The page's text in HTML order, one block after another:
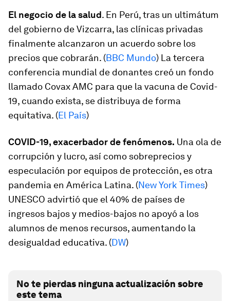
El negocio de la salud. En Perú, tras un ultimátum
del gobierno de Vizcarra, las clínicas privadas
finalmente alcanzaron un acuerdo sobre los
precios que cobrarán. (BBC Mundo) La tercera
conferencia mundial de donantes creó un fondo
llamado Covax AMC para que la vacuna de Covid-
19, cuando exista, se distribuya de forma
equitativa. (El País)
COVID-19, exacerbador de fenómenos. Una ola de
corrupción y lucro, así como sobreprecios y
especulación por equipos de protección, es otra
pandemia en América Latina. (New York Times)
UNESCO advirtió que el 40% de países de
ingresos bajos y medios-bajos no apoyó a los
alumnos de menos recursos, aumentando la
desigualdad educativa. (DW)
No te pierdas ninguna actualización sobre
este tema